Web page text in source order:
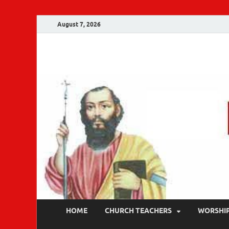
August 7, 2026
HOME CHURCH TEACHERS